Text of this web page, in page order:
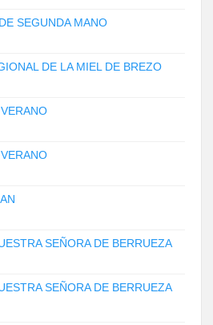
SEGUNDA MANO
DE LA MIEL DE BREZO
SEÑORA DE BERRUEZA
SEÑORA DE BERRUEZA